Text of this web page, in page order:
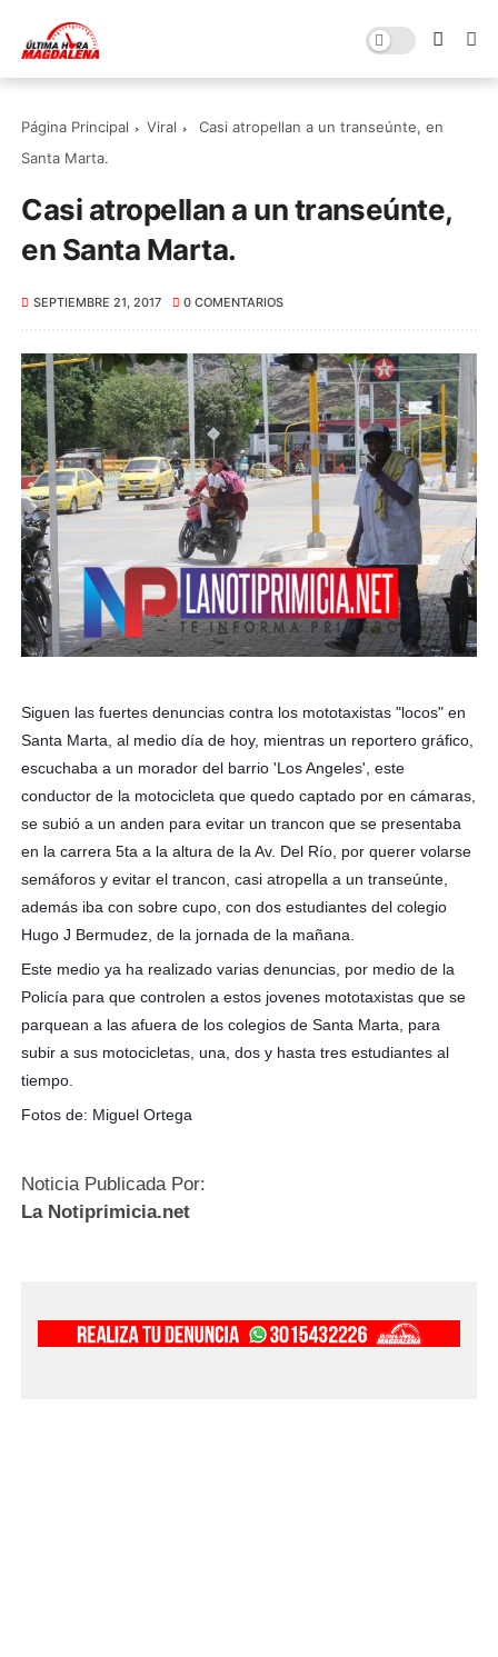
Página Principal Viral
Casi atropellan a un transeúnte, en
Santa Marta.
Casi atropellan a un transeúnte,
en Santa Marta.
SEPTIEMBRE 21, 2017 0 COMENTARIOS
Siguen las fuertes denuncias contra los mototaxistas "locos" en
Santa Marta, al medio día de hoy, mientras un reportero gráfico,
escuchaba a un morador del barrio 'Los Angeles', este
conductor de la motocicleta que quedo captado por en cámaras,
se subió a un anden para evitar un trancon que se presentaba
en la carrera 5ta a la altura de la Av. Del Río, por querer volarse
semáforos y evitar el trancon, casi atropella a un transeúnte,
además iba con sobre cupo, con dos estudiantes del colegio
Hugo J Bermudez, de la jornada de la mañana.
Este medio ya ha realizado varias denuncias, por medio de la
Policía para que controlen a estos jovenes mototaxistas que se
parquean a las afuera de los colegios de Santa Marta, para
subir a sus motocicletas, una, dos y hasta tres estudiantes al
tiempo.
Fotos de: Miguel Ortega
Noticia Publicada Por:
La Notiprimicia.net